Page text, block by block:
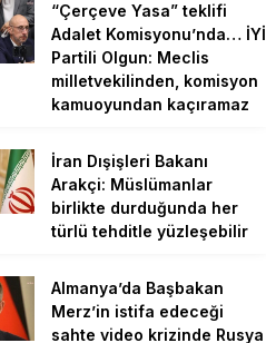
“Çerçeve Yasa” teklifi
Adalet Komisyonu’nda… İYİ
Partili Olgun: Meclis
milletvekilinden, komisyon
kamuoyundan kaçıramaz
İran Dışişleri Bakanı
Arakçi: Müslümanlar
birlikte durduğunda her
türlü tehditle yüzleşebilir
Almanya’da Başbakan
Merz’in istifa edeceği
sahte video krizinde Rusya